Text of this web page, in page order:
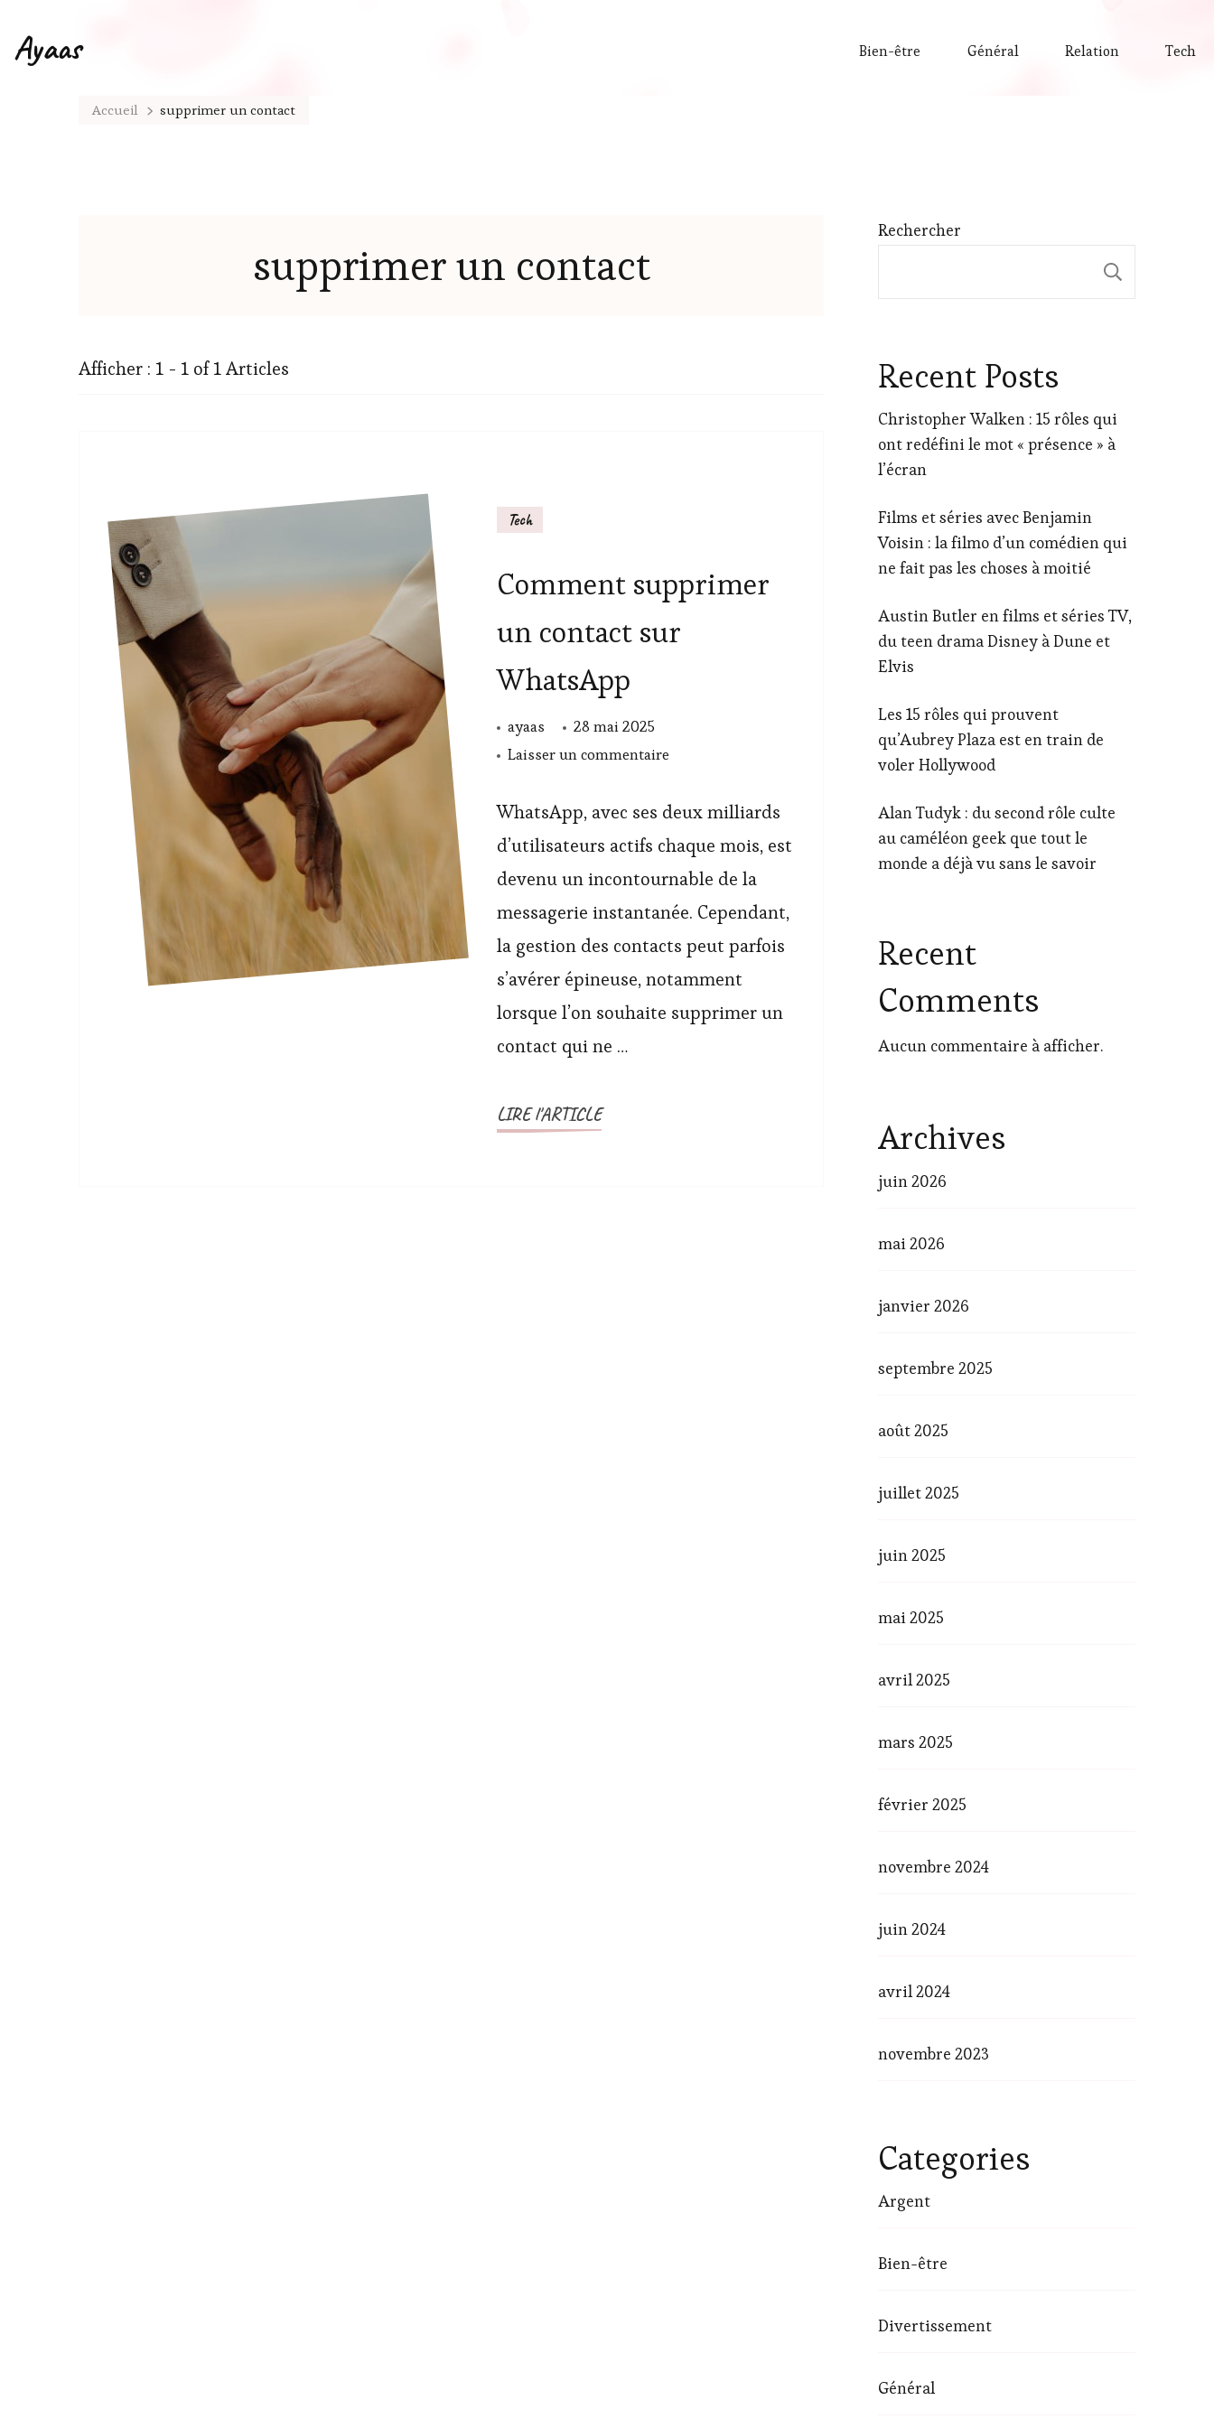
Bien-être Général Relation Tech
Ayaas
Accueil supprimer un contact
supprimer un contact
Afficher : 1 - 1 of 1 Articles
Tech
Comment supprimer
un contact sur
WhatsApp
ayaas
28 mai 2025
Laisser un commentairesur
supprimer
un
WhatsApp
WhatsApp, avec ses deux milliards
d’utilisateurs actifs chaque mois, est
devenu un incontournable de la
messagerie instantanée. Cependant,
la gestion des contacts peut parfois
s’avérer épineuse, notamment
lorsque l’on souhaite supprimer un
contact qui ne …
LIRE l'ARTICLE
Rechercher
Recent Posts
Christopher Walken : 15 rôles qui
ont redéfini le mot « présence » à
l’écran
Films et séries avec Benjamin
Voisin : la filmo d’un comédien qui
ne fait pas les choses à moitié
Austin Butler en films et séries TV,
du teen drama Disney à Dune et
Elvis
Les 15 rôles qui prouvent
qu’Aubrey Plaza est en train de
voler Hollywood
Alan Tudyk : du second rôle culte
au caméléon geek que tout le
monde a déjà vu sans le savoir
Recent
Comments
Aucun commentaire à afficher.
Archives
juin 2026
mai 2026
janvier 2026
septembre 2025
août 2025
juillet 2025
juin 2025
mai 2025
avril 2025
mars 2025
février 2025
novembre 2024
juin 2024
avril 2024
novembre 2023
Categories
Argent
Bien-être
Divertissement
Général